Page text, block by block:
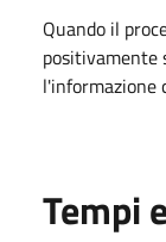
Quando il
positivamente
l'informazione
Tempi